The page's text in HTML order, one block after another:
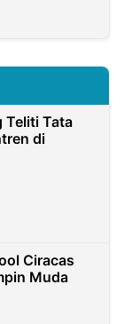
Teliti Tata
di
Ciracas
Muda